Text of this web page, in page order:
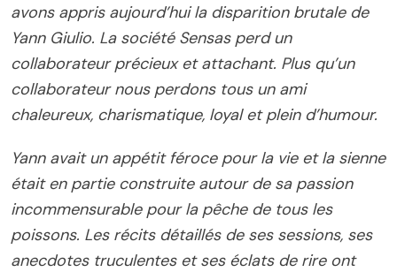
avons appris aujourd’hui la disparition brutale de
Yann Giulio. La société Sensas perd un
collaborateur précieux et attachant. Plus qu’un
collaborateur nous perdons tous un ami
chaleureux, charismatique, loyal et plein d’humour.
Yann avait un appétit féroce pour la vie et la sienne
était en partie construite autour de sa passion
incommensurable pour la pêche de tous les
poissons. Les récits détaillés de ses sessions, ses
anecdotes truculentes et ses éclats de rire ont